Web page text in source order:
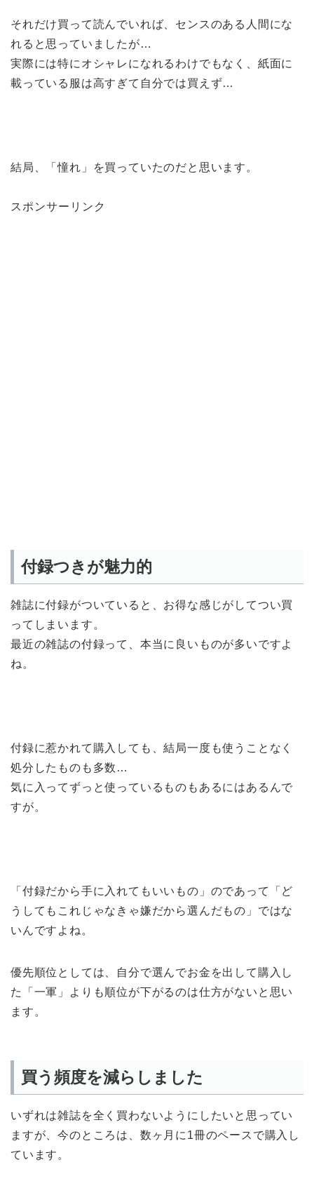
それだけ買って読んでいれば、センスのある人間にな
れると思っていましたが…
実際には特にオシャレになれるわけでもなく、紙面に
載っている服は高すぎて自分では買えず…
結局、「憧れ」を買っていたのだと思います。
スポンサーリンク
付録つきが魅力的
雑誌に付録がついていると、お得な感じがしてつい買
ってしまいます。
最近の雑誌の付録って、本当に良いものが多いですよ
ね。
付録に惹かれて購入しても、結局一度も使うことなく
処分したものも多数…
気に入ってずっと使っているものもあるにはあるんで
すが。
「付録だから手に入れてもいいもの」のであって「ど
うしてもこれじゃなきゃ嫌だから選んだもの」ではな
いんですよね。
優先順位としては、自分で選んでお金を出して購入し
た「一軍」よりも順位が下がるのは仕方がないと思い
ます。
買う頻度を減らしました
いずれは雑誌を全く買わないようにしたいと思ってい
ますが、今のところは、数ヶ月に1冊のペースで購入し
ています。